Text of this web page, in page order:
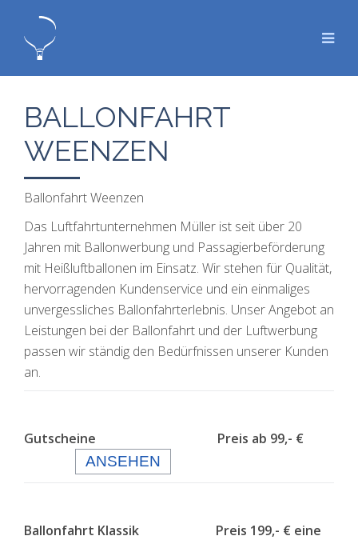
BALLONFAHRT
WEENZEN
Ballonfahrt Weenzen
Das Luftfahrtunternehmen Müller ist seit über 20
Jahren mit Ballonwerbung und Passagierbeförderung
mit Heißluftballonen im Einsatz. Wir stehen für Qualität,
hervorragenden Kundenservice und ein einmaliges
unvergessliches Ballonfahrterlebnis. Unser Angebot an
Leistungen bei der Ballonfahrt und der Luftwerbung
passen wir ständig den Bedürfnissen unserer Kunden
an.
Gutscheine Preis ab 99,- €
ANSEHEN
Ballonfahrt Klassik Preis 199,- € eine